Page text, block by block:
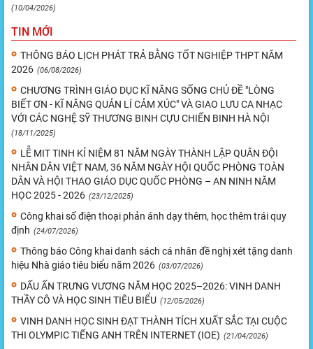
(10/04/2026)
TIN MỚI
THÔNG BÁO LỊCH PHÁT TRẢ BẰNG TỐT NGHIỆP THPT NĂM
2026 (06/08/2026)
CHƯƠNG TRÌNH GIÁO DỤC KĨ NĂNG SỐNG CHỦ ĐỀ "LÒNG
BIẾT ƠN - KĨ NĂNG QUẢN LÍ CẢM XÚC" VÀ GIAO LƯU CA NHẠC
VỚI CÁC NGHỆ SỸ THƯƠNG BINH CỰU CHIẾN BINH HÀ NỘI
(18/11/2025)
LỄ MIT TINH KỈ NIỆM 81 NĂM NGÀY THÀNH LẬP QUÂN ĐỘI
NHÂN DÂN VIỆT NAM, 36 NĂM NGÀY HỘI QUỐC PHÒNG TOÀN
DÂN VÀ HỘI THAO GIÁO DỤC QUỐC PHÒNG – AN NINH NĂM
HỌC 2025 - 2026 (23/12/2025)
Công khai số điện thoại phản ánh dạy thêm, học thêm trái quy
định (24/07/2026)
Thông báo Công khai danh sách cá nhân đề nghị xét tặng danh
hiệu Nhà giáo tiêu biểu năm 2026 (03/07/2026)
DẤU ẤN TRƯNG VƯƠNG NĂM HỌC 2025–2026: VINH DANH
THẦY CÔ VÀ HỌC SINH TIÊU BIỂU (12/05/2026)
VINH DANH HỌC SINH ĐẠT THÀNH TÍCH XUẤT SẮC TẠI CUỘC
THI OLYMPIC TIẾNG ANH TRÊN INTERNET (IOE) (21/04/2026)